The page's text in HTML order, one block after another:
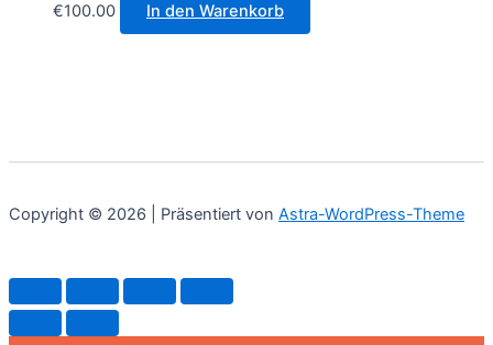
€100.00 In den Warenkorb
Copyright © 2026 | Präsentiert von Astra-WordPress-Theme